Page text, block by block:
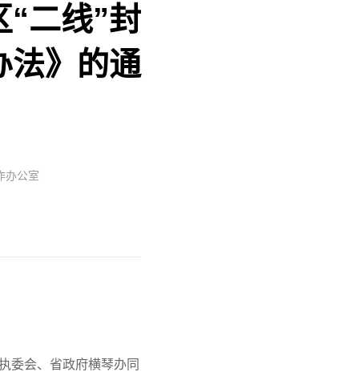
“二线”封
法》的通
办公室
会、省政府横琴办同